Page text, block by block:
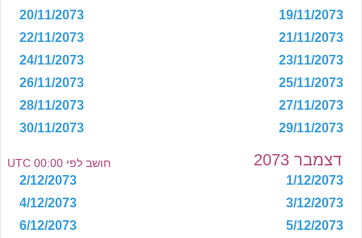
19/11/2073
20/11/2073
21/11/2073
22/11/2073
23/11/2073
24/11/2073
25/11/2073
26/11/2073
27/11/2073
28/11/2073
29/11/2073
30/11/2073
דצמבר 2073 חושב לפי 00:00 UTC
1/12/2073
2/12/2073
3/12/2073
4/12/2073
5/12/2073
6/12/2073